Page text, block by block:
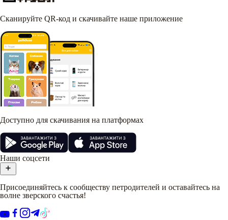
Сканируйте QR-код и скачивайте наше приложение
Доступно для скачивания на платформах
Наши соцсети
Присоединяйтесь к сообществу петродителей и оставайтесь на
волне зверского счастья!